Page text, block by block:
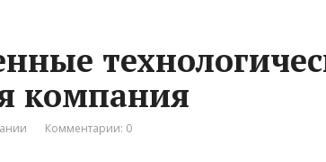
компания
Комментарии: 0